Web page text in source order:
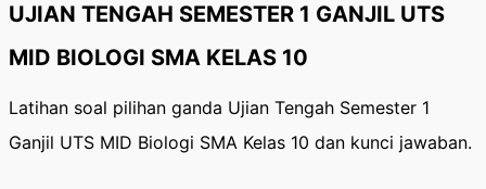
UJIAN TENGAH SEMESTER 1 GANJIL UTS
MID BIOLOGI SMA KELAS 10
Latihan soal pilihan ganda Ujian Tengah Semester 1
Ganjil UTS MID Biologi SMA Kelas 10 dan kunci jawaban.